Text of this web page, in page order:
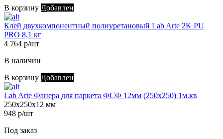
В корзину Добавлен
Клей двухкомпонентный полиуретановый Lab Arte 2K PU
PRO 8,1 кг
4 764 р/шт
В наличии
В корзину Добавлен
Lab Arte Фанера для паркета ФСФ 12мм (250х250) 1м.кв
250х250х12 мм
948 р/шт
Под заказ